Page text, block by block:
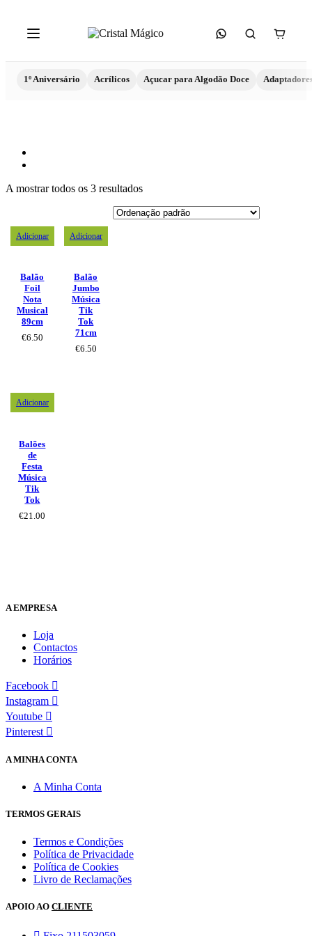
1º Aniversário Acrílicos Açucar para Algodão Doce
A mostrar todos os 3 resultados
Adicionar
Balão
Foil
Nota
Musical
89cm
€6.50
Adicionar
Balão
Jumbo
Música
Tik
Tok
71cm
€6.50
Adicionar
Balões
de
Festa
Música
Tik
Tok
€21.00
A EMPRESA
Loja
Contactos
Horários
Facebook
Instagram
Youtube
Pinterest
A MINHA CONTA
A Minha Conta
TERMOS GERAIS
Termos e Condições
Política de Privacidade
Política de Cookies
Livro de Reclamações
APOIO AO CLIENTE